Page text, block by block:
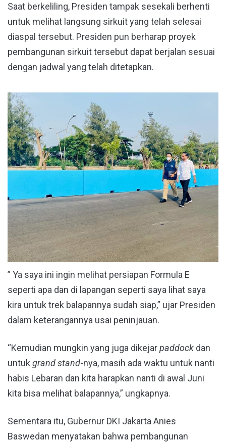
Saat berkeliling, Presiden tampak sesekali berhenti
untuk melihat langsung sirkuit yang telah selesai
diaspal tersebut. Presiden pun berharap proyek
pembangunan sirkuit tersebut dapat berjalan sesuai
dengan jadwal yang telah ditetapkan.
” Ya saya ini ingin melihat persiapan Formula E
seperti apa dan di lapangan seperti saya lihat saya
kira untuk trek balapannya sudah siap,” ujar Presiden
dalam keterangannya usai peninjauan.
“Kemudian mungkin yang juga dikejarpaddock dan
untuk grand stand-nya, masih ada waktu untuk nanti
habis Lebaran dan kita harapkan nanti di awal Juni
kita bisa melihat balapannya,” ungkapnya.
Sementara itu, Gubernur DKI Jakarta Anies
Baswedan menyatakan bahwa pembangunan